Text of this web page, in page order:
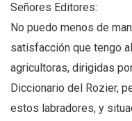
Señores Editores:
No puedo menos de
satisfacción que tengo
agricultoras, dirigidas
Diccionario del Rozier,
estos labradores, y